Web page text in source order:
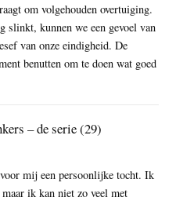
om volgehouden overtuiging.
slinkt, kunnen we een gevoel van
van onze eindigheid. De
benutten om te doen wat goed
– de serie (29)
mij een persoonlijke tocht. Ik
ik kan niet zo veel met